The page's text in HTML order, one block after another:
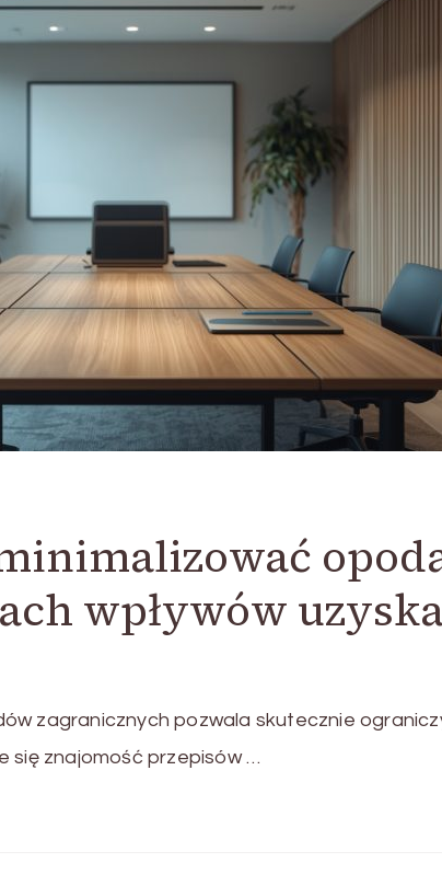
wpływów
zagranicznych pozwala skutecznie
się znajomość przepisów …